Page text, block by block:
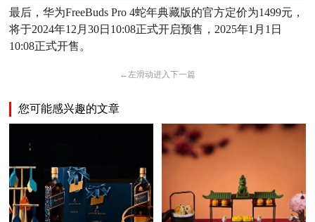
最后，华为FreeBuds Pro 4蛇年典藏版的官方定价为1499元，
将于2024年12月30日10:08正式开启预售，2025年1月1日
10:08正式开售。
← 左滑动进入下一篇
您可能感兴趣的文章